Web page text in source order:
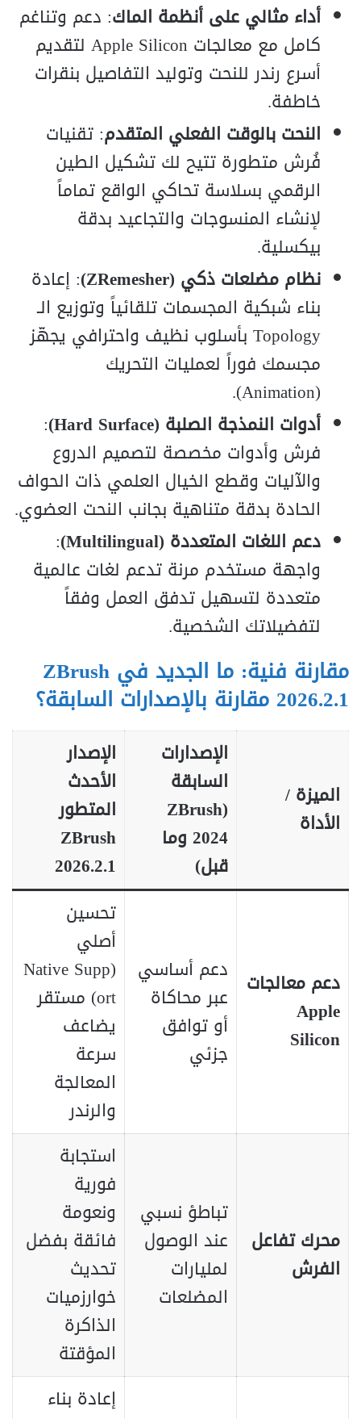
أداء مثالي على أنظمة الماك: دعم وتناغم
كامل مع معالجات Apple Silicon لتقديم
أسرع رندر للنحت وتوليد التفاصيل بنقرات
خاطفة.
النحت بالوقت الفعلي المتقدم: تقنيات
فُرش متطورة تتيح لك تشكيل الطين
الرقمي بسلاسة تحاكي الواقع تماماً
لإنشاء المنسوجات والتجاعيد بدقة
بيكسلية.
نظام مضلعات ذكي (ZRemesher)
: إعادة
بناء شبكية المجسمات تلقائياً وتوزيع الـ
Topology بأسلوب نظيف واحترافي يجهّز
مجسمك فوراً لعمليات التحريك
(Animation).
أدوات النمذجة الصلبة (Hard Surface)
:
فرش وأدوات مخصصة لتصميم الدروع
والآليات وقطع الخيال العلمي ذات الحواف
الحادة بدقة متناهية بجانب النحت العضوي.
دعم اللغات المتعددة (Multilingual)
:
واجهة مستخدم مرنة تدعم لغات عالمية
متعددة لتسهيل تدفق العمل وفقاً
لتفضيلاتك الشخصية.
مقارنة فنية: ما الجديد في ZBrush
2026.2.1 مقارنة بالإصدارات السابقة؟
الميزة /
الأداة
الإصدارات
السابقة
(ZBrush
2024 وما
قبل)
الإصدار
الأحدث
المتطور
ZBrush
2026.2.1
دعم معالجات
Apple
Silicon
دعم أساسي
عبر محاكاة
أو توافق
جزئي
تحسين
أصلي
(Native Supp
ort) مستقر
يضاعف
سرعة
المعالجة
والرندر
محرك تفاعل
الفرش
تباطؤ نسبي
عند الوصول
لمليارات
المضلعات
استجابة
فورية
ونعومة
فائقة بفضل
تحديث
خوارزميات
الذاكرة
المؤقتة
إعادة بناء